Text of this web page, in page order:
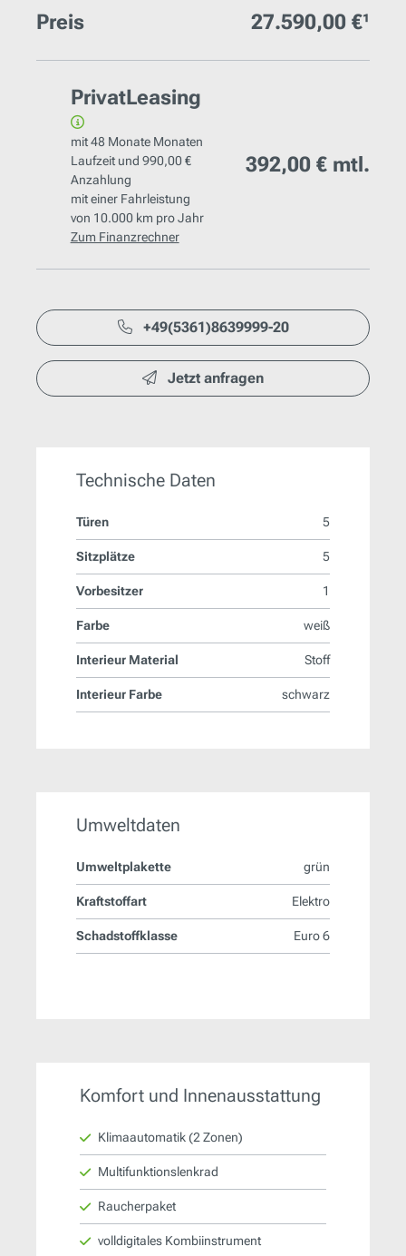
Preis 27.590,00 €¹
PrivatLeasing
mit48 MonateMonaten
Laufzeit und 990,00 €
Anzahlung
mit einer Fahrleistung
von 10.000 km pro Jahr
Zum Finanzrechner
392,00 € mtl.
+49(5361)8639999-20
Jetzt anfragen
Technische Daten
Türen 5
Sitzplätze 5
Vorbesitzer 1
Farbe weiß
Interieur Material Stoff
Interieur Farbe schwarz
Umweltdaten
Umweltplakette grün
Kraftstoffart Elektro
Schadstoffklasse Euro 6
Komfort und Innenausstattung
Klimaautomatik (2 Zonen)
Multifunktionslenkrad
Raucherpaket
volldigitales Kombiinstrument